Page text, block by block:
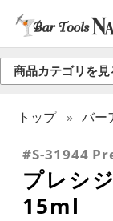
商品カテゴリを見
トップ バー
#S-31944
プレシ
15ml